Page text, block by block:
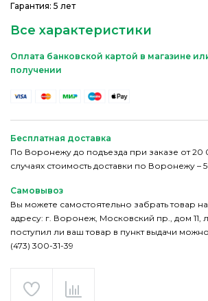
Гарантия: 5 лет
Все характеристики
Оплата банковской картой в магазине
получении
Бесплатная доставка
По Воронежу до подъезда при заказе от 20
случаях стоимость доставки по Воронежу –
Самовывоз
Вы можете самостоятельно забрать товар
адресу: г. Воронеж, Московский пр., дом 11,
поступил ли ваш товар в пункт выдачи
(473) 300-31-39